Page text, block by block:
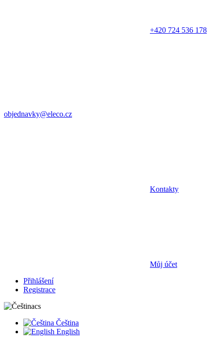
+420 724 536 178
objednavky@eleco.cz
Kontakty
Můj účet
Přihlášení
Registrace
cs
Čeština
English